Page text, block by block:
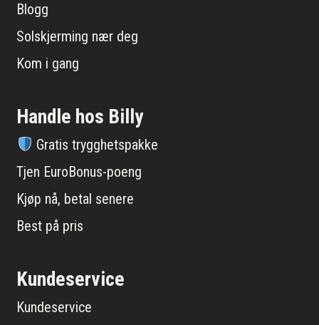
Blogg
Solskjerming nær deg
Kom i gang
Handle hos Billy
Gratis trygghetspakke
Tjen EuroBonus-poeng
Kjøp nå, betal senere
Best på pris
Kundeservice
Kundeservice